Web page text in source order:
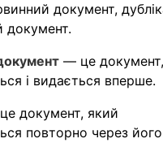
документ,
документ.
— це
і видається вперше.
документ, який
повторно через його